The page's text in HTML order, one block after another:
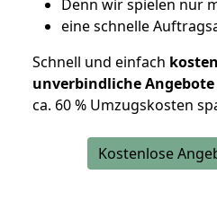
Denn wir spielen nur
eine schnelle
Schnell und einfach
unverbindliche
ca. 60 % Umzugskosten
Kostenlose